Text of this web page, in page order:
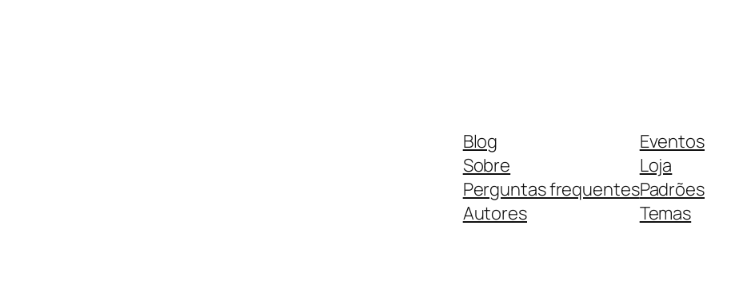
Blog
Sobre
Perguntas frequentes
Autores
Eventos
Loja
Padrões
Temas